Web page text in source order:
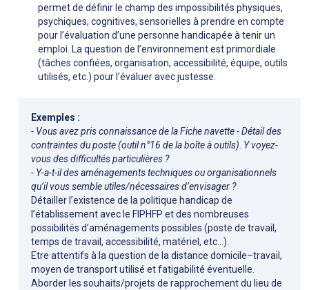
permet de définir le champ des impossibilités physiques,
psychiques, cognitives, sensorielles à prendre en compte
pour l’évaluation d’une personne handicapée à tenir un
emploi. La question de l’environnement est primordiale
(tâches confiées, organisation, accessibilité, équipe, outils
utilisés, etc.) pour l’évaluer avec justesse.
Exemples :
- Vous avez pris connaissance de la Fiche navette - Détail des
contraintes du poste (outil n°16 de la boîte à outils) Y voyez-
vous des difficultés particulières ?
- Y-a-t-il des aménagements techniques ou organisationnels
qu’il vous semble utiles/nécessaires d’envisager ?
Détailler l’existence de la politique handicap de
l’établissement avec le FIPHFP et des nombreuses
possibilités d’aménagements possibles (poste de travail,
temps de travail, accessibilité, matériel, etc…).
Etre attentifs à la question de la distance domicile–travail,
moyen de transport utilisé et fatigabilité éventuelle.
Aborder les souhaits/projets de rapprochement du lieu de